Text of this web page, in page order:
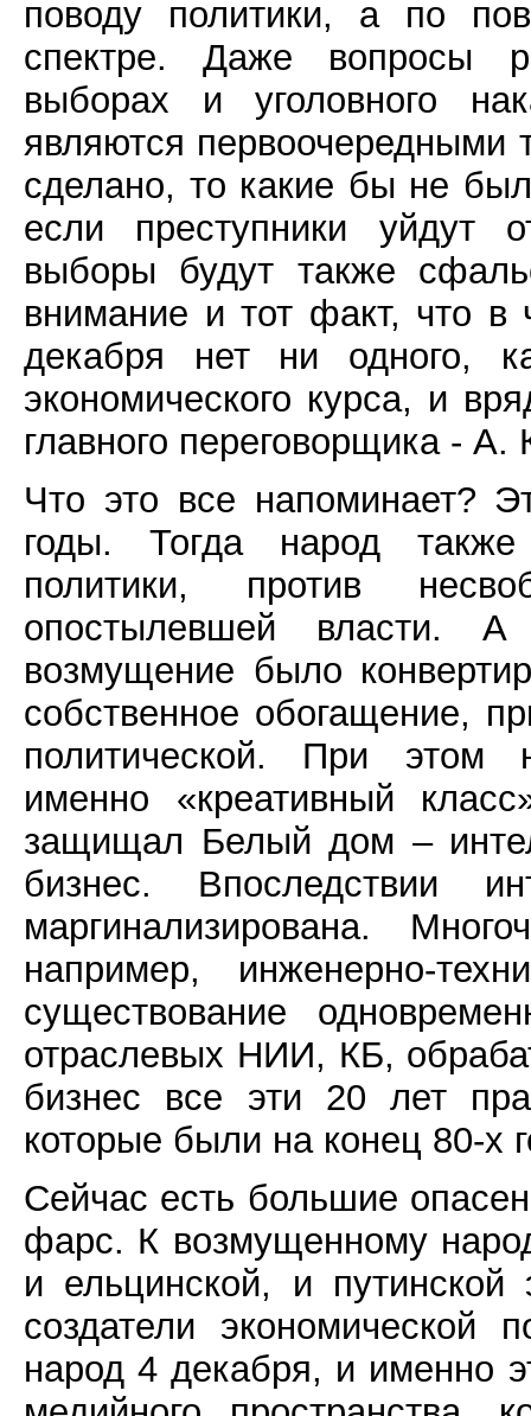
поводу политики, а по
спектре. Даже вопросы
выборах и уголовного
являются первоочередными
сделано, то какие бы не
если преступники уйдут
выборы будут также
внимание и тот факт, что в
декабря нет ни одного,
экономического курса, и
главного переговорщика - А.
Что это все напоминает?
годы. Тогда народ
политики, против
опостылевшей власти. А
возмущение было
собственное обогащение,
политической. При этом
именно «креативный
защищал Белый дом –
бизнес. Впоследствии
маргинализирована.
например, инженерно-
существование
отраслевых НИИ, КБ,
бизнес все эти 20 лет
которые были на конец 80-х
Сейчас есть большие
фарс. К возмущенному
и ельцинской, и
создатели экономической
народ 4 декабря, и именно